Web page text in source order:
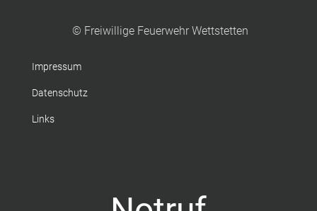
© Freiwillige Feuerwehr Wettstetten
Impressum
Datenschutz
Links